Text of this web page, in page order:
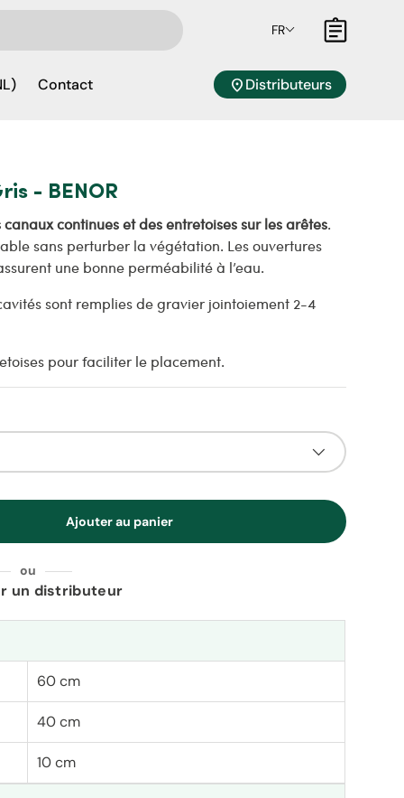
FR Panier
Contact location_onDistributeurs
- BENOR
continues et des entretoises sur les arêtes.
sans perturber la végétation. Les ouvertures
une bonne perméabilité à l’eau.
sont remplies de gravier jointoiement 2-4
pour faciliter le placement.
Ajouter au panier
ou
un distributeur
60 cm
40 cm
10 cm